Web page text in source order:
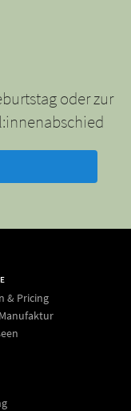
oder zur
& Pricing